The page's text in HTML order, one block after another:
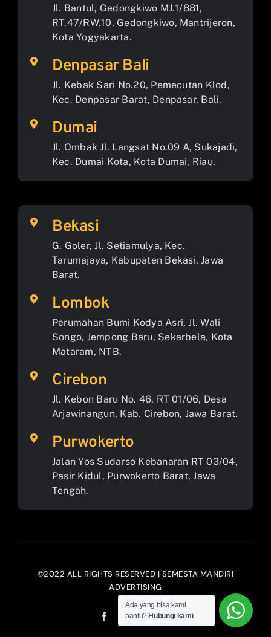
Jl. Bantul, Gedongkiwo MJ.1/881,
RT.47/RW.10, Gedongkiwo, Mantrijeron,
Kota Yogyakarta.
Denpasar Bali
Jl. Kebak Sari No.20, Pemecutan Klod,
Kec. Denpasar Barat, Denpasar, Bali.
Dumai
Jl. Ombak Jl. Langsat No.09 A, Sukajadi,
Kec. Dumai Kota, Kota Dumai, Riau.
Bekasi
G. Goler, Jl. Setiamulya, Kec.
Tarumajaya, Kabupaten Bekasi, Jawa
Barat.
Lombok
Perumahan Bumi Kodya Asri, Jl. Wali
Songo, Jempong Baru, Sekarbela, Kota
Mataram, NTB.
Cirebon
Jl. Kebon Baru No. 46, RT 01/06, Desa
Arjawinangun, Kab. Cirebon, Jawa Barat.
Purwokerto
Jalan Yos Sudarso Kebanaran RT 03/04,
Pasir Kidul, Purwokerto Barat, Jawa
Tengah.
©2022 ALL RIGHTS RESERVED | SEMESTA MANDIRI
ADVERTISING
Ada yang bisa kami
bantu? Hubungi kami